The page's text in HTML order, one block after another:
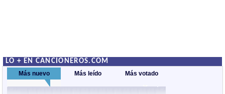
LO + EN CANCIONEROS.COM
Más nuevo Más leído Más votado